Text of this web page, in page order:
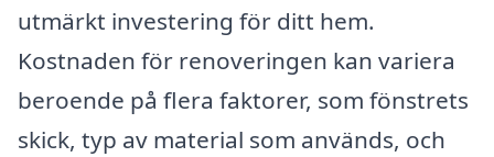
utmärkt investering för ditt hem.
Kostnaden för renoveringen kan variera
beroende på flera faktorer, som fönstrets
skick, typ av material som används, och